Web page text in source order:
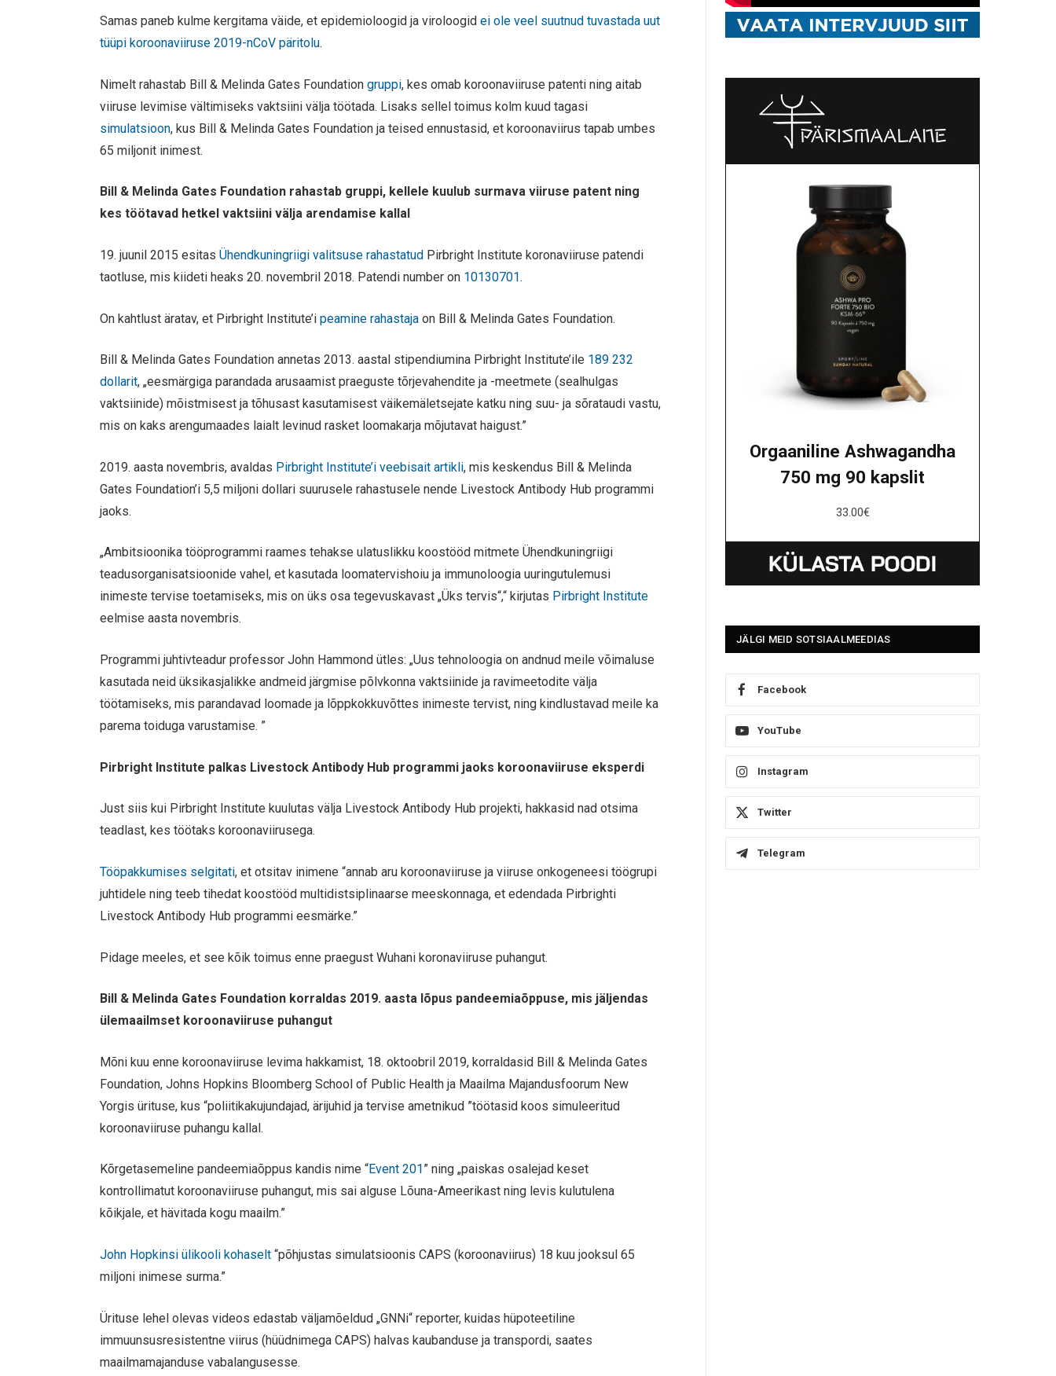
Samas paneb kulme kergitama väide, et epidemioloogid ja viroloogidei ole veel suutnud tuvastada uut
tüüpi koroonaviiruse 2019-nCoV päritolu.
Nimelt rahastab Bill & Melinda Gates Foundationgruppi, kes omab koroonaviiruse patenti ning aitab
viiruse levimise vältimiseks vaktsiini välja töötada. Lisaks sellel toimus kolm kuud tagasi
simulatsioon, kus Bill & Melinda Gates Foundation ja teised ennustasid, et koroonaviirus tapab umbes
65 miljonit inimest.
Bill & Melinda Gates Foundation rahastab gruppi, kellele kuulub surmava viiruse patent ning
kes töötavad hetkel vaktsiini välja arendamise kallal
19. juunil 2015 esitasÜhendkuningriigi valitsuse rahastatud Pirbright Institute koronaviiruse patendi
taotluse, mis kiideti heaks 20. novembril 2018. Patendi number on 10130701.
On kahtlust äratav, et Pirbright Institute’ipeamine rahastaja on Bill & Melinda Gates Foundation.
Bill & Melinda Gates Foundation annetas 2013. aastal stipendiumina Pirbright Institute’ile 189 232
dollarit, „eesmärgiga parandada arusaamist praeguste tõrjevahendite ja -meetmete (sealhulgas
vaktsiinide) mõistmisest ja tõhusast kasutamisest väikemäletsejate katku ning suu- ja sõrataudi vastu,
mis on kaks arengumaades laialt levinud rasket loomakarja mõjutavat haigust.”
2019. aasta novembris, avaldas Pirbright Institute’i veebisait artikli, mis keskendus Bill & Melinda
Gates Foundation’i 5,5 miljoni dollari suurusele rahastusele nende Livestock Antibody Hub programmi
jaoks.
„Ambitsioonika tööprogrammi raames tehakse ulatuslikku koostööd mitmete Ühendkuningriigi
teadusorganisatsioonide vahel, et kasutada loomatervishoiu ja immunoloogia uuringutulemusi
inimeste tervise toetamiseks, mis on üks osa tegevuskavast „Üks tervis“,“ kirjutas Pirbright Institute
eelmise aasta novembris.
Programmi juhtivteadur professor John Hammond ütles: „Uus tehnoloogia on andnud meile võimaluse
kasutada neid üksikasjalikke andmeid järgmise põlvkonna vaktsiinide ja ravimeetodite välja
töötamiseks, mis parandavad loomade ja lõppkokkuvõttes inimeste tervist, ning kindlustavad meile ka
parema toiduga varustamise. ”
Pirbright Institute palkas Livestock Antibody Hub programmi jaoks koroonaviiruse eksperdi
Just siis kui Pirbright Institute kuulutas välja Livestock Antibody Hub projekti, hakkasid nad otsima
teadlast, kes töötaks koroonaviirusega.
Tööpakkumises selgitati, et otsitav inimene “annab aru koroonaviiruse ja viiruse onkogeneesi töögrupi
juhtidele ning teeb tihedat koostööd multidistsiplinaarse meeskonnaga, et edendada Pirbrighti
Livestock Antibody Hub programmi eesmärke.”
Pidage meeles, et see kõik toimus enne praegust Wuhani koronaviiruse puhangut.
Bill & Melinda Gates Foundation korraldas 2019. aasta lõpus pandeemiaõppuse, mis jäljendas
ülemaailmset koroonaviiruse puhangut
Mõni kuu enne koroonaviiruse levima hakkamist, 18. oktoobril 2019, korraldasid Bill & Melinda Gates
Foundation, Johns Hopkins Bloomberg School of Public Health ja Maailma Majandusfoorum New
Yorgis ürituse, kus “poliitikakujundajad, ärijuhid ja tervise ametnikud ”töötasid koos simuleeritud
koroonaviiruse puhangu kallal.
Kõrgetasemeline pandeemiaõppus kandis nime “Event 201 ” ning „paiskas osalejad keset
kontrollimatut koroonaviiruse puhangut, mis sai alguse Lõuna-Ameerikast ning levis kulutulena
kõikjale, et hävitada kogu maailm.”
John Hopkinsi ülikooli kohaselt “põhjustas simulatsioonis CAPS (koroonaviirus) 18 kuu jooksul 65
miljoni inimese surma.”
Ürituse lehel olevas videos edastab väljamõeldud „GNNi“ reporter, kuidas hüpoteetiline
immuunsusresistentne viirus (hüüdnimega CAPS) halvas kaubanduse ja transpordi, saates
maailmamajanduse vabalangusesse.
Orgaaniline Ashwagandha
750 mg 90 kapslit
33.00€
JÄLGI MEID SOTSIAALMEEDIAS
Facebook
YouTube
Instagram
Twitter
Telegram